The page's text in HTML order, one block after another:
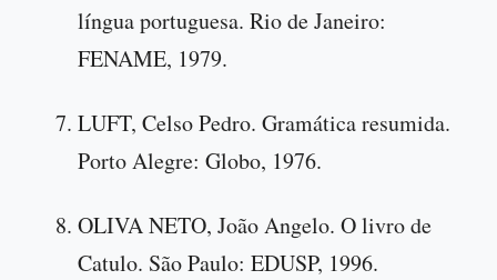
língua portuguesa. Rio de Janeiro:
FENAME, 1979.
LUFT, Celso Pedro. Gramática resumida.
Porto Alegre: Globo, 1976.
OLIVA NETO, João Angelo. O livro de
Catulo. São Paulo: EDUSP, 1996.